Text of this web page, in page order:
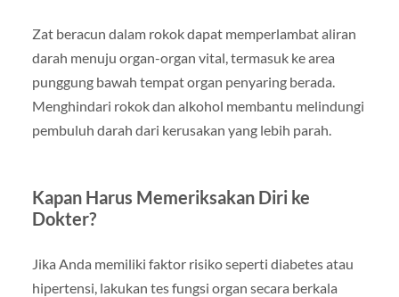
Zat beracun dalam rokok dapat memperlambat aliran
darah menuju organ-organ vital, termasuk ke area
punggung bawah tempat organ penyaring berada.
Menghindari rokok dan alkohol membantu melindungi
pembuluh darah dari kerusakan yang lebih parah.
Kapan Harus Memeriksakan Diri ke
Dokter?
Jika Anda memiliki faktor risiko seperti diabetes atau
hipertensi, lakukan tes fungsi organ secara berkala